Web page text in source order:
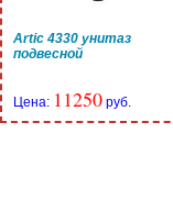
Artic 4330 унитаз
подвесной
Цена: 11250 руб.